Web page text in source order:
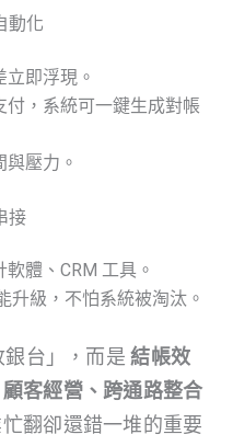
動化
即浮現。
，系統可一鍵生成對帳
壓力。
接
體、CRM 工具。
升級，不怕系統被淘汰。
銀台」，而是結帳效
客經營、跨通路整合
翻卻還錯一堆的重要